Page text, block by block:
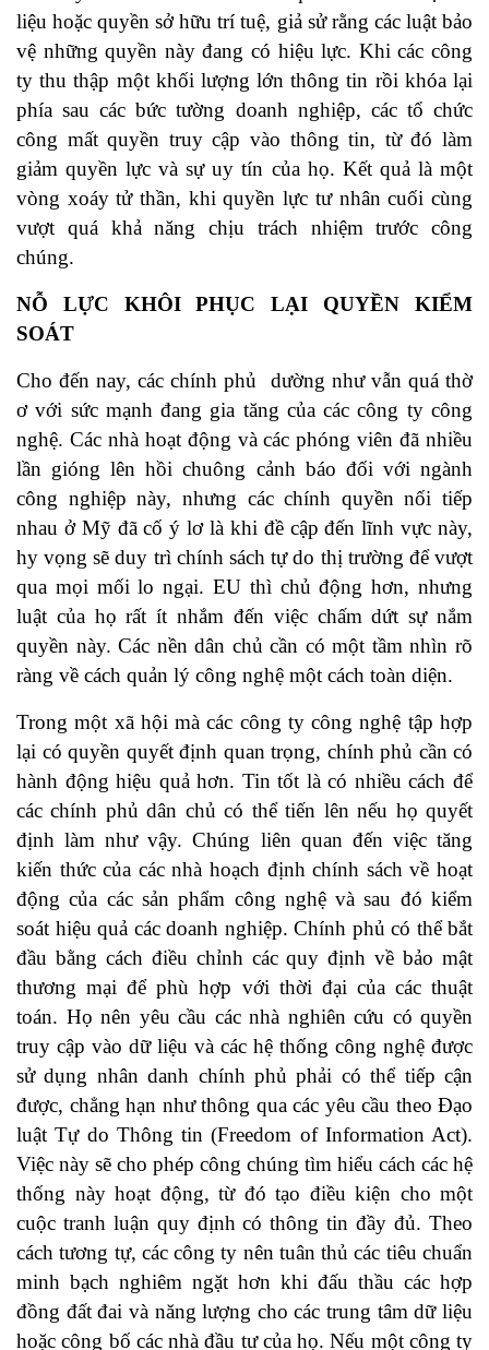
liệu hoặc quyền sở hữu trí tuệ, giả sử rằng các luật bảo
vệ những quyền này đang có hiệu lực. Khi các công
ty thu thập một khối lượng lớn thông tin rồi khóa lại
phía sau các bức tường doanh nghiệp, các tổ chức
công mất quyền truy cập vào thông tin, từ đó làm
giảm quyền lực và sự uy tín của họ. Kết quả là một
vòng xoáy tử thần, khi quyền lực tư nhân cuối cùng
vượt quá khả năng chịu trách nhiệm trước công
chúng.
NỖ LỰC KHÔI PHỤC LẠI QUYỀN KIỂM
SOÁT
Cho đến nay, các chính phủ dường như vẫn quá thờ
ơ với sức mạnh đang gia tăng của các công ty công
nghệ. Các nhà hoạt động và các phóng viên đã nhiều
lần gióng lên hồi chuông cảnh báo đối với ngành
công nghiệp này, nhưng các chính quyền nối tiếp
nhau ở Mỹ đã cố ý lơ là khi đề cập đến lĩnh vực này,
hy vọng sẽ duy trì chính sách tự do thị trường để vượt
qua mọi mối lo ngại. EU thì chủ động hơn, nhưng
luật của họ rất ít nhắm đến việc chấm dứt sự nắm
quyền này. Các nền dân chủ cần có một tầm nhìn rõ
ràng về cách quản lý công nghệ một cách toàn diện.
Trong một xã hội mà các công ty công nghệ tập hợp
lại có quyền quyết định quan trọng, chính phủ cần có
hành động hiệu quả hơn. Tin tốt là có nhiều cách để
các chính phủ dân chủ có thể tiến lên nếu họ quyết
định làm như vậy. Chúng liên quan đến việc tăng
kiến thức của các nhà hoạch định chính sách về hoạt
động của các sản phẩm công nghệ và sau đó kiểm
soát hiệu quả các doanh nghiệp. Chính phủ có thể bắt
đầu bằng cách điều chỉnh các quy định về bảo mật
thương mại để phù hợp với thời đại của các thuật
toán. Họ nên yêu cầu các nhà nghiên cứu có quyền
truy cập vào dữ liệu và các hệ thống công nghệ được
sử dụng nhân danh chính phủ phải có thể tiếp cận
được, chẳng hạn như thông qua các yêu cầu theo Đạo
luật Tự do Thông tin (Freedom of Information Act).
Việc này sẽ cho phép công chúng tìm hiểu cách các hệ
thống này hoạt động, từ đó tạo điều kiện cho một
cuộc tranh luận quy định có thông tin đầy đủ. Theo
cách tương tự, các công ty nên tuân thủ các tiêu chuẩn
minh bạch nghiêm ngặt hơn khi đấu thầu các hợp
đồng đất đai và năng lượng cho các trung tâm dữ liệu
hoặc công bố các nhà đầu tư của họ. Nếu một công ty